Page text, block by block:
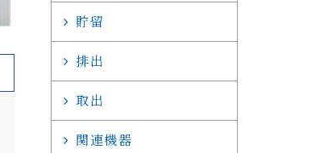
貯留
排出
取出
関連機器